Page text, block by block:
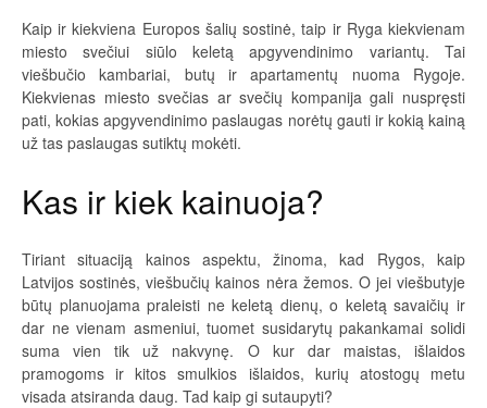
Kaip ir kiekviena Europos šalių sostinė, taip ir Ryga kiekvienam
miesto svečiui siūlo keletą apgyvendinimo variantų. Tai
viešbučio kambariai, butų ir apartamentų nuoma Rygoje.
Kiekvienas miesto svečias ar svečių kompanija gali nuspręsti
pati, kokias apgyvendinimo paslaugas norėtų gauti ir kokią kainą
už tas paslaugas sutiktų mokėti.
Kas ir kiek kainuoja?
Tiriant situaciją kainos aspektu, žinoma, kad Rygos, kaip
Latvijos sostinės, viešbučių kainos nėra žemos. O jei viešbutyje
būtų planuojama praleisti ne keletą dienų, o keletą savaičių ir
dar ne vienam asmeniui, tuomet susidarytų pakankamai solidi
suma vien tik už nakvynę. O kur dar maistas, išlaidos
pramogoms ir kitos smulkios išlaidos, kurių atostogų metu
visada atsiranda daug. Tad kaip gi sutaupyti?